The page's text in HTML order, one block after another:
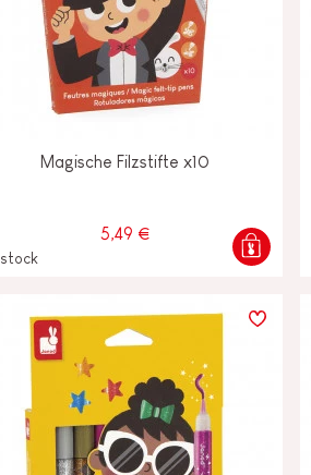
Magische Filzstifte x10
5,49 €
stock